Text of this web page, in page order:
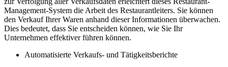
Management-System die Arbeit des Restaurantleiters. Sie können
den Verkauf Ihrer Waren anhand dieser Informationen überwachen.
Dies bedeutet, dass Sie entscheiden können, wie Sie Ihr
Unternehmen effektiver führen können.
Automatisierte Verkaufs- und Tätigkeitsberichte